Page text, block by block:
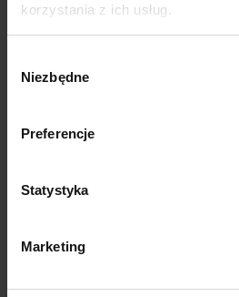
korzystania z ich usług.
zgody
Niezbędne
Preferencje
Statystyka
Marketing